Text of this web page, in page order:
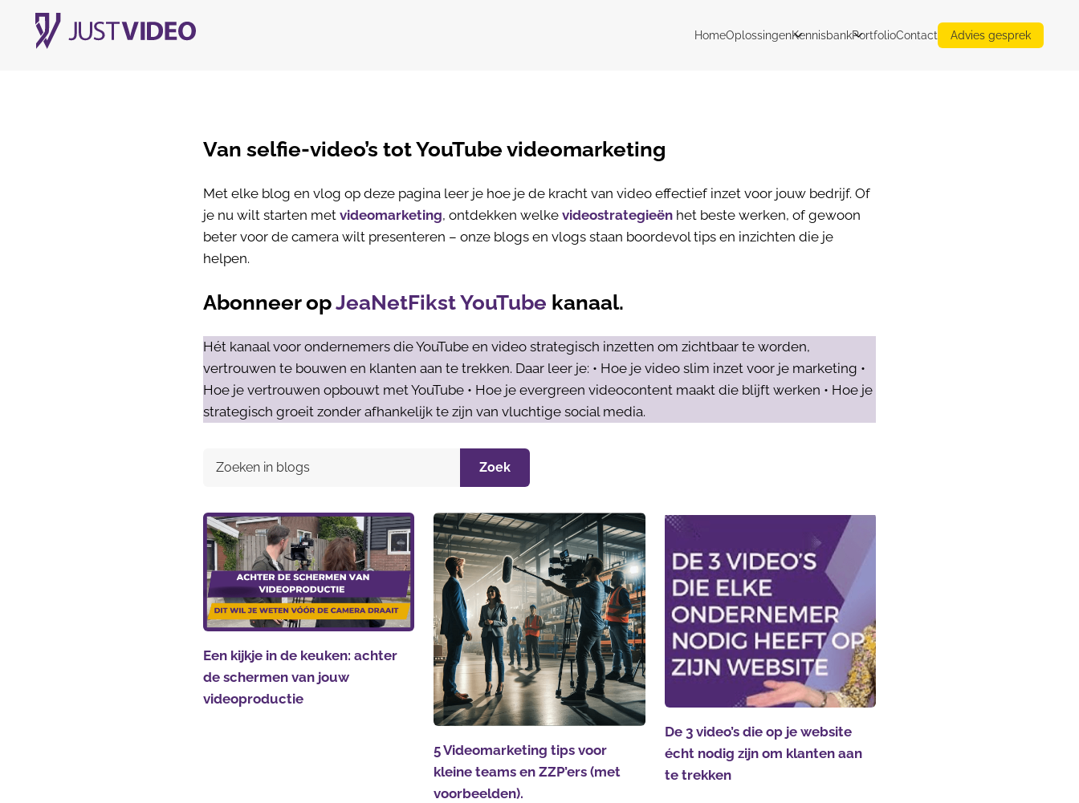
HomeOplossingenKennisbankPortfolioContact Advies gesprek
Van selfie-video’s tot YouTube videomarketing
Met elke blog en vlog op deze pagina leer je hoe je de kracht van video effectief inzet voor jouw bedrijf. Of
je nu wilt starten metvideomarketing, ontdekken welkevideostrategieën het beste werken, of gewoon
beter voor de camera wilt presenteren – onze blogs en vlogs staan boordevol tips en inzichten die je
helpen.
Abonneer opJeaNetFikst YouTube kanaal.
Hét kanaal voor ondernemers die YouTube en video strategisch inzetten om zichtbaar te worden,
vertrouwen te bouwen en klanten aan te trekken. Daar leer je: • Hoe je video slim inzet voor je marketing •
Hoe je vertrouwen opbouwt met YouTube • Hoe je evergreen videocontent maakt die blijft werken • Hoe je
strategisch groeit zonder afhankelijk te zijn van vluchtige social media.
Zoek
Een kijkje in de keuken: achter
de schermen van jouw
videoproductie
5 Videomarketing tips voor
kleine teams en ZZP’ers (met
voorbeelden).
De 3 video’s die op je website
écht nodig zijn om klanten aan
te trekken